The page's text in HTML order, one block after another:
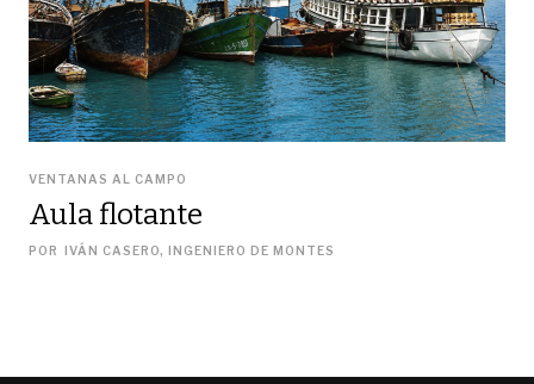
VENTANAS AL CAMPO
Aula flotante
POR IVÁN CASERO, INGENIERO DE MONTES